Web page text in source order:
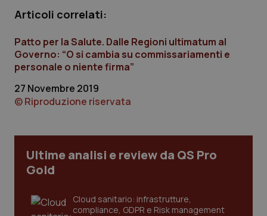
Calabria
Campania
Emilia-Romagna
Friuli Venezia Giulia
Lazio
Liguria
Lombardia
Asma & BPCO
Car-T
Colesterolo & coronaropatie
Dermatite Atopica
Diabete & glucometri
Disturbi dell’umore
Dolore
Articoli correlati:
Patto per la Salute. Dalle Regioni ultimatum al
Governo: “O si cambia su commissariamenti e
personale o niente firma”
27 Novembre 2019
© Riproduzione riservata
Ultime analisi e review da QS Pro
Gold
Cloud sanitario: infrastrutture,
compliance, GDPR e Risk management